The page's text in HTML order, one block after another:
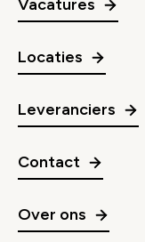
Vacatures
Locaties
Leveranciers
Contact
Over ons